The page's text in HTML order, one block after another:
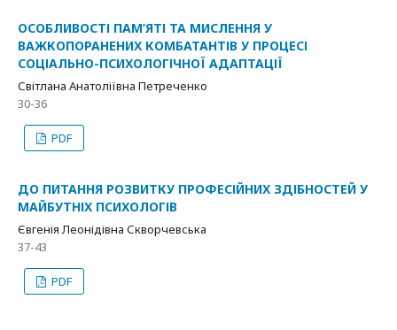
ОСОБЛИВОСТІ ПАМ’ЯТІ ТА МИСЛЕННЯ У
ВАЖКОПОРАНЕНИХ КОМБАТАНТІВ У ПРОЦЕСІ
СОЦІАЛЬНО-ПСИХОЛОГІЧНОЇ АДАПТАЦІЇ
Світлана Анатоліївна Петреченко
30-36
PDF
ДО ПИТАННЯ РОЗВИТКУ ПРОФЕСІЙНИХ ЗДІБНОСТЕЙ У
МАЙБУТНІХ ПСИХОЛОГІВ
Євгенія Леонідівна Скворчевська
37-43
PDF